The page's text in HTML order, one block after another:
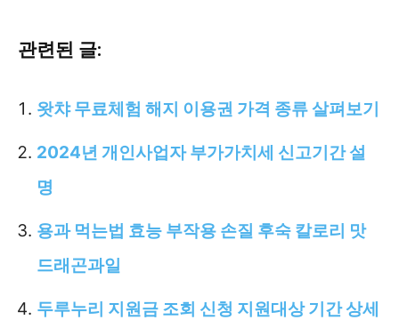
관련된 글:
왓챠 무료체험 해지 이용권 가격 종류 살펴보기
2024년 개인사업자 부가가치세 신고기간 설
명
용과 먹는법 효능 부작용 손질 후숙 칼로리 맛
드래곤과일
두루누리 지원금 조회 신청 지원대상 기간 상세